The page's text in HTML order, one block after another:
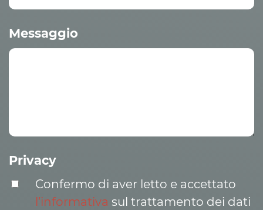
Messaggio
Privacy
Confermo di aver letto e accettato
l’informativa sul trattamento dei dati